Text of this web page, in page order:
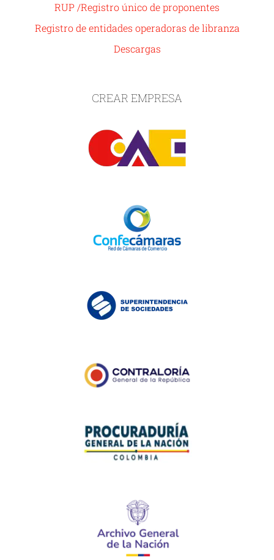
RUP /Registro único de proponentes
Registro de entidades operadoras de libranza
Descargas
CREAR EMPRESA